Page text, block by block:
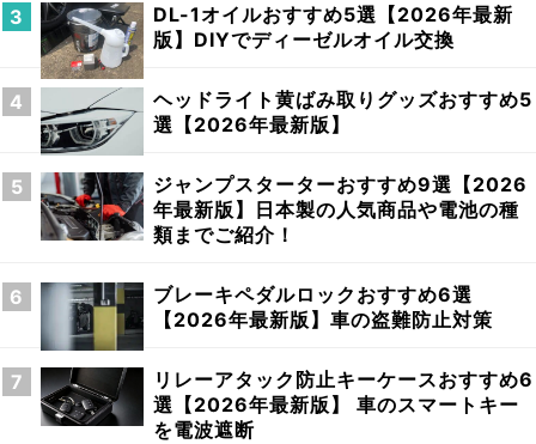
DL-1オイルおすすめ5選【2026年最新
版】DIYでディーゼルオイル交換
ヘッドライト黄ばみ取りグッズおすすめ5
選【2026年最新版】
ジャンプスターターおすすめ9選【2026
年最新版】日本製の人気商品や電池の種
類までご紹介！
ブレーキペダルロックおすすめ6選
【2026年最新版】車の盗難防止対策
リレーアタック防止キーケースおすすめ6
選【2026年最新版】 車のスマートキー
を電波遮断